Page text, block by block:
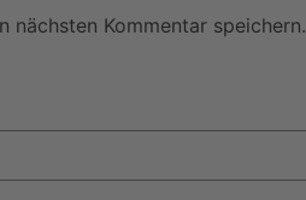
nächsten Kommentar speichern.